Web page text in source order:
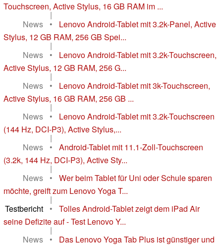
Touchscreen, Active Stylus, 16 GB RAM im ...
|
News
•
Lenovo Android-Tablet mit 3.2k-Panel, Active
Stylus, 12 GB RAM, 256 GB Spei...
|
News
•
Lenovo Android-Tablet mit 3.2k-Touchscreen,
Active Stylus, 12 GB RAM, 256 G...
|
News
•
Lenovo Android-Tablet mit 3k-Touchscreen,
Active Stylus, 16 GB RAM, 256 GB ...
|
News
•
Lenovo Android-Tablet mit 3.2k-Touchscreen
(144 Hz, DCI-P3), Active Stylus,...
|
News
•
Android-Tablet mit 11.1-Zoll-Touchscreen
(3.2k, 144 Hz, DCI-P3), Active Sty...
|
News
•
Wer beim Tablet für Uni oder Schule sparen
möchte, greift zum Lenovo Yoga T...
|
Testbericht
•
Tolles Android-Tablet zeigt dem iPad Air
seine Defizite auf - Test Lenovo Y...
|
News
•
Das Lenovo Yoga Tab Plus ist günstiger und